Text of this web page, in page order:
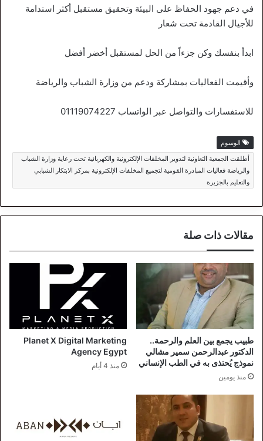
في دعم جهود الحفاظ على البيئة وتحقيق مستقبل أكثر استدامة
للأجيال القادمة تحت شعار
ابدأ بنفسك وكن جزءاً من الحل لمستقبل أخضر أفضل
وأقيمت الفعاليات بمشاركة ودعم من وزارة الشباب والرياضة
للاستفسارات والتواصل عبر الواتساب 01119074227
الوسوم
أطلقت الجمعية التعاونية لتدوير المخلفات الإلكترونية والكهربائية تحت رعاية وزارة الشباب
والرياضة فعاليات المبادرة القومية لتجميع المخلفات الإلكترونية بمركز الابتكار الشبابي
والتعليم بالجزيرة
مقالات ذات صلة
طبيب يجمع بين العلم والرحمة..
الدكتور عبدالرحمن سمير مشالي
نموذج يُحتذى به في الطب الإنساني
منذ يومين
Planet X Digital Marketing
Agency Egypt
منذ 4 أيام